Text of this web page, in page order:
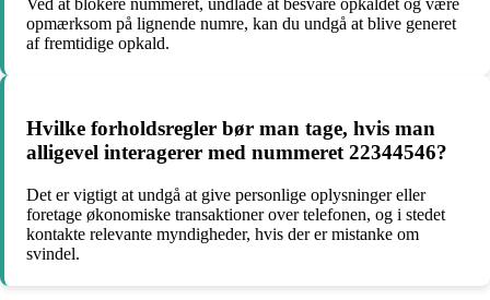
opmærksom på lignende numre, kan du undgå at blive generet
af fremtidige opkald.
Hvilke forholdsregler bør man tage, hvis man
alligevel interagerer med nummeret 22344546?
Det er vigtigt at undgå at give personlige oplysninger eller
foretage økonomiske transaktioner over telefonen, og i stedet
kontakte relevante myndigheder, hvis der er mistanke om
svindel.